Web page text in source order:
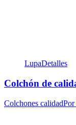
LupaDetalles
Colchón de
Colchones calidadPor